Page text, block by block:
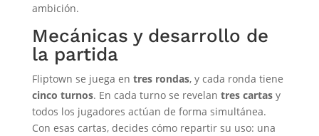
ambición.
Mecánicas y desarrollo de
la partida
Fliptown se juega en tres rondas, y cada ronda tiene
cinco turnos. En cada turno se revelan tres cartasy
todos los jugadores actúan de forma simultánea.
Con esas cartas, decides cómo repartir su uso: una